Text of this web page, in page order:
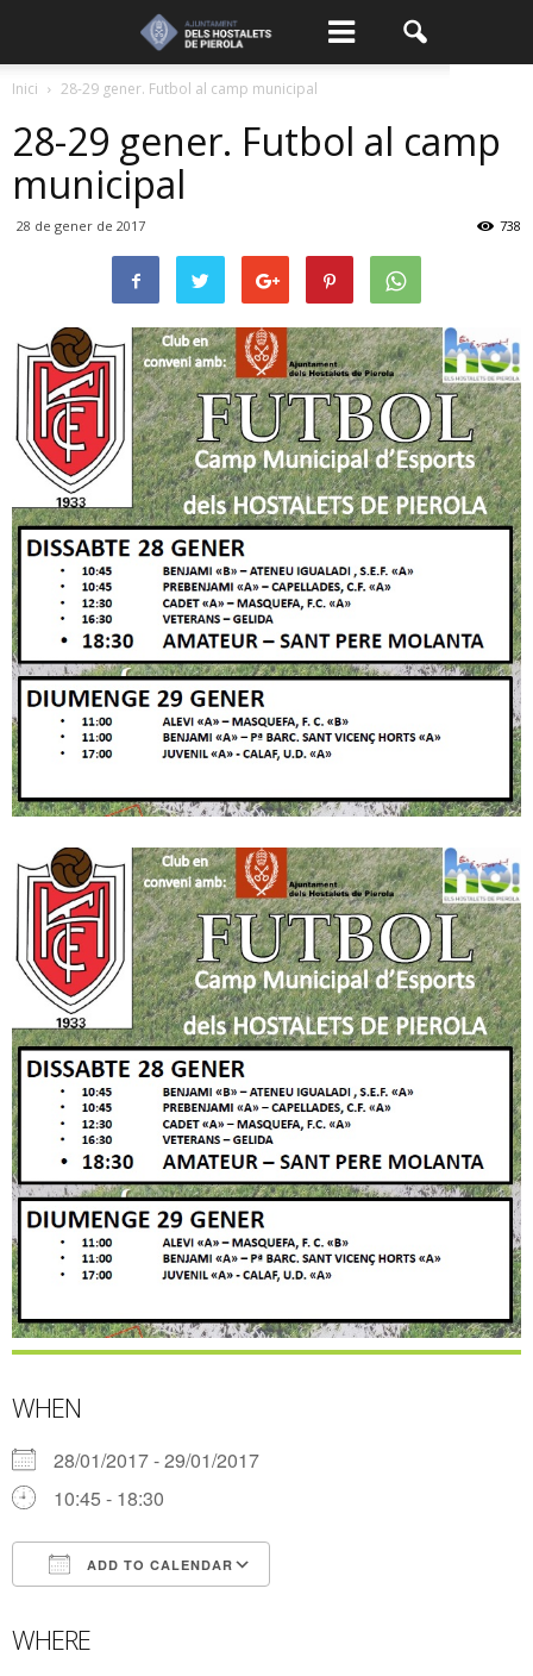
Inici 28-29 gener. Futbol al camp municipal
28-29 gener. Futbol al camp
municipal
28 de gener de 2017 738
WHEN
28/01/2017 - 29/01/2017
10:45 - 18:30
ADD TO CALENDAR
WHERE